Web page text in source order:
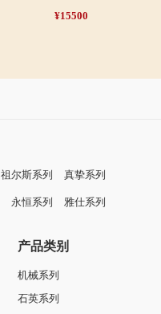
¥15500
祖尔斯系列 真挚系列
永恒系列 雅仕系列
产品类别
机械系列
石英系列